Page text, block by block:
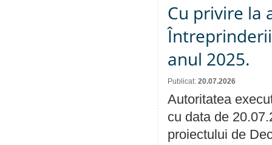
Cu privire la
anul 2025.
Publicat: 20.07.2026
Autoritatea
cu data de
proiectului de